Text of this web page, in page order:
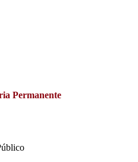
Permanente